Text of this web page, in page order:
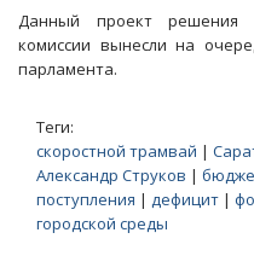
Данный проект решения
комиссии вынесли на
парламента.
Теги:
скоростной трамвай |
Александр Струков |
поступления | дефицит |
городской среды